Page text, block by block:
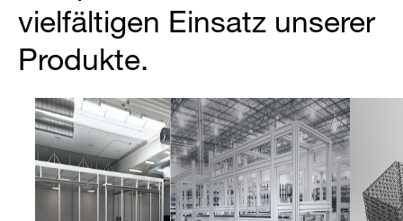
vielfältigen Einsatz unserer
Produkte.